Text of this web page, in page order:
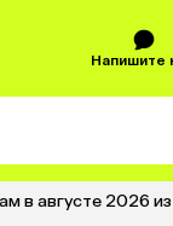
Напишите
в августе 2026